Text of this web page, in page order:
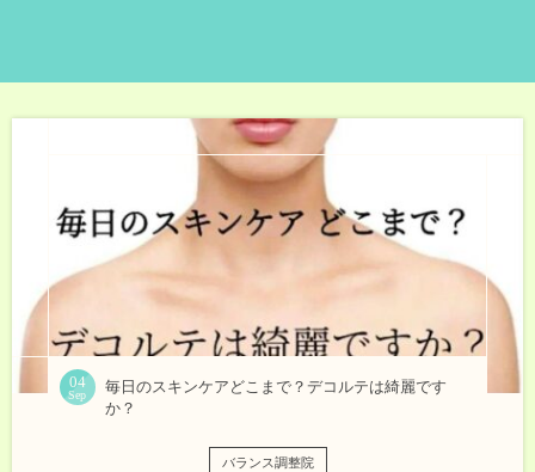
04
Sep
毎日のスキンケアどこまで？デコルテは綺麗です
か？
バランス調整院